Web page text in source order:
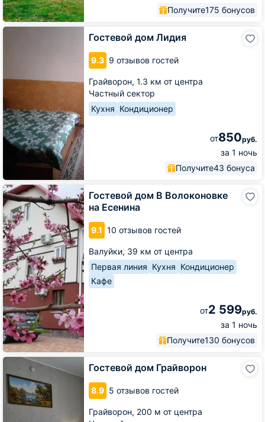
Получите175 бонусов
Гостевой дом Лидия
9.3 9 отзывов гостей
Грайворон, 1.3 км от центра
Частный сектор
Кухня Кондиционер
от850руб.
за 1 ночь
Получите43 бонуса
Гостевой
Гостевой дом В Волоконовке
на Есенина
9.1 10 отзывов гостей
Валуйки, 39 км от центра
Первая линия Кухня Кондиционер
Кафе
от2 599руб.
за 1 ночь
Получите130 бонусов
Гостевой
дом
В
Волоконовке
на
Есенина
Гостевой дом Грайворон
8.9 5 отзывов гостей
Грайворон, 200 м от центра
Гостевой
дом
Грайворон